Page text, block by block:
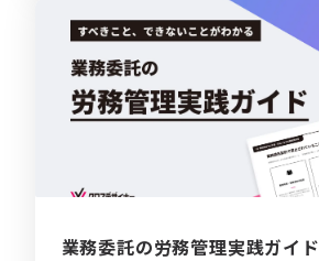
業務委託の労務管理実践ガイド